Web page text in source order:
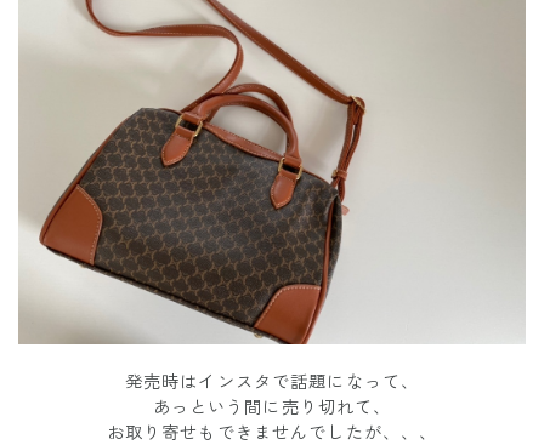
発売時はインスタで話題になって、
あっという間に売り切れて、
お取り寄せもできませんでしたが、、、